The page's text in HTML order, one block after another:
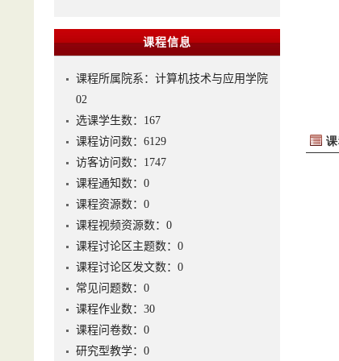
课程信息
课程所属院系：计算机技术与应用学院
02
选课学生数：167
课程访问数： 6129
访客访问数： 1747
课程通知数： 0
课程资源数： 0
课程视频资源数： 0
课程讨论区主题数： 0
课程讨论区发文数： 0
常见问题数： 0
课程作业数： 30
课程问卷数： 0
研究型教学： 0